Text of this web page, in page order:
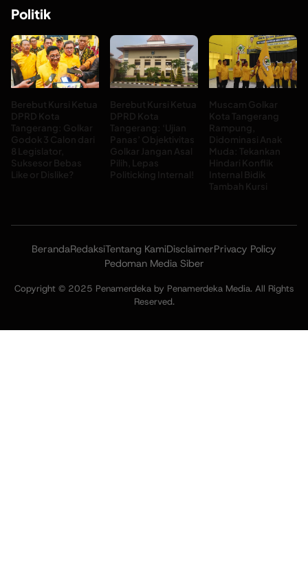
Politik
Berebut Kursi Ketua
DPRD Kota
Tangerang: Golkar
Godok 3 Calon dari
8 Legislator,
Suksesor Bebas
Like or Dislike?
Berebut Kursi Ketua
DPRD Kota
Tangerang: ‘Ujian
Panas’ Objektivitas
Golkar Jangan Asal
Pilih, Lepas
Politicking Internal!
Muscam Golkar
Kota Tangerang
Rampung,
Didominasi Anak
Muda: Tekankan
Hindari Konflik
Internal Bidik
Tambah Kursi
BerandaRedaksiTentang KamiDisclaimerPrivacy Policy
Pedoman Media Siber
Copyright © 2025 Penamerdeka by Penamerdeka Media. All Rights
Reserved.